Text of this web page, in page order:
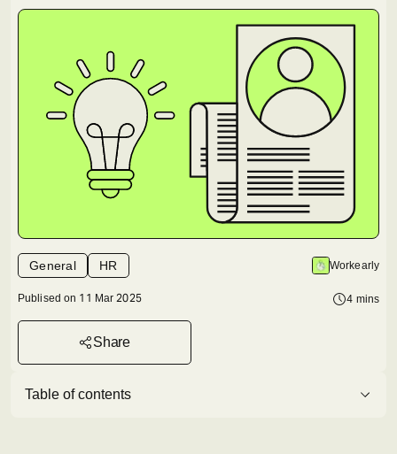
General HR Workearly
Publised on 11 Mar 2025 4 mins
Share
Table of contents